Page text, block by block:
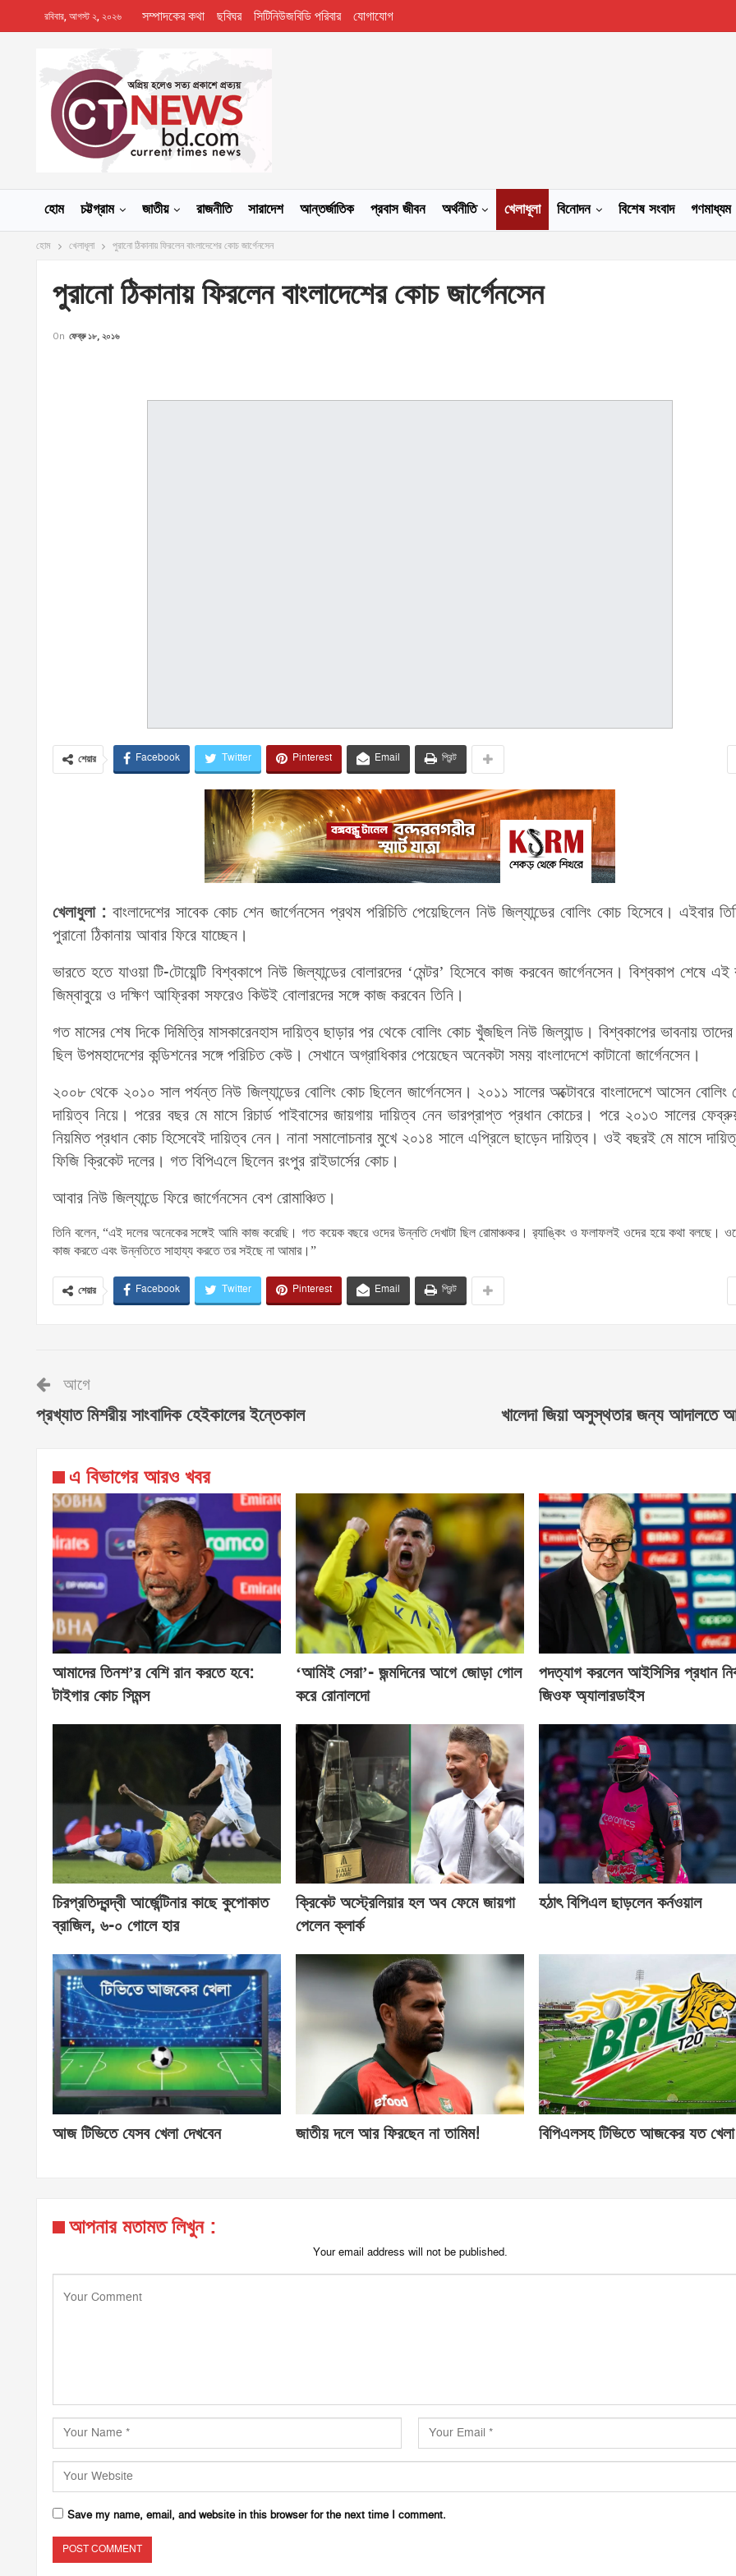
রবিবার, আগস্ট ২, ২০২৬ সম্পাদকের কথা ছবিঘর সিটিনিউজবিডি পরিবার যোগাযোগ
হোম চট্টগ্রাম জাতীয় রাজনীতি সারাদেশ আন্তর্জাতিক প্রবাস জীবন অর্থনীতি খেলাধূলা বিনোদন বিশেষ সংবাদ গণমাধ্যম
হোম খেলাধূলা পুরানো ঠিকানায় ফিরলেন বাংলাদেশের কোচ জার্গেনসেন
পুরানো ঠিকানায় ফিরলেন বাংলাদেশের কোচ জার্গেনসেন
On ফেব্রু ১৮, ২০১৬
শেয়ার Facebook Twitter Pinterest Email প্রিন্ট
খেলাধুলা : বাংলাদেশের সাবেক কোচ শেন জার্গেনসেন প্রথম পরিচিতি পেয়েছিলেন নিউ জিল্যান্ডের বোলিং কোচ হিসেবে। এইবার
পুরানো ঠিকানায় আবার ফিরে যাচ্ছেন।
ভারতে হতে যাওয়া টি-টোয়েন্টি বিশ্বকাপে নিউ জিল্যান্ডের বোলারদের ‘মেন্টর’ হিসেবে কাজ করবেন জার্গেনসেন। বিশ্বকাপ শেষে এই
জিম্বাবুয়ে ও দক্ষিণ আফ্রিকা সফরেও কিউই বোলারদের সঙ্গে কাজ করবেন তিনি।
গত মাসের শেষ দিকে দিমিত্রি মাসকারেনহাস দায়িত্ব ছাড়ার পর থেকে বোলিং কোচ খুঁজছিল নিউ জিল্যান্ড। বিশ্বকাপের ভাবনায় তাদের
ছিল উপমহাদেশের কন্ডিশনের সঙ্গে পরিচিত কেউ। সেখানে অগ্রাধিকার পেয়েছেন অনেকটা সময় বাংলাদেশে কাটানো জার্গেনসেন।
২০০৮ থেকে ২০১০ সাল পর্যন্ত নিউ জিল্যান্ডের বোলিং কোচ ছিলেন জার্গেনসেন। ২০১১ সালের অক্টোবরে বাংলাদেশে আসেন বোলিং
দায়িত্ব নিয়ে। পরের বছর মে মাসে রিচার্ড পাইবাসের জায়গায় দায়িত্ব নেন ভারপ্রাপ্ত প্রধান কোচের। পরে ২০১৩ সালের
নিয়মিত প্রধান কোচ হিসেবেই দায়িত্ব নেন। নানা সমালোচনার মুখে ২০১৪ সালে এপ্রিলে ছাড়েন দায়িত্ব। ওই বছরই মে মাসে
ফিজি ক্রিকেট দলের। গত বিপিএলে ছিলেন রংপুর রাইডার্সের কোচ।
আবার নিউ জিল্যান্ডে ফিরে জার্গেনসেন বেশ রোমাঞ্চিত।
তিনি বলেন, “এই দলের অনেকের সঙ্গেই আমি কাজ করেছি। গত কয়েক বছরে ওদের উন্নতি দেখাটা ছিল রোমাঞ্চকর। র‌্যাঙ্কিং ও ফলাফলই ওদের হয়ে কথা বলছে।
কাজ করতে এবং উন্নতিতে সাহায্য করতে তর সইছে না আমার।”
শেয়ার Facebook Twitter Pinterest Email প্রিন্ট
আগে
প্রখ্যাত মিশরীয় সাংবাদিক হেইকালের ইন্তেকাল খালেদা জিয়া অসুস্থতার জন্য আদালতে
এ বিভাগের আরও খবর
আমাদের তিনশ’র বেশি রান করতে হবে:
টাইগার কোচ সিমন্স
‘আমিই সেরা’- জন্মদিনের আগে জোড়া গোল
করে রোনালদো
পদত্যাগ করলেন আইসিসির প্রধান
জিওফ অ্যালারডাইস
চিরপ্রতিদ্বন্দ্বী আর্জেন্টিনার কাছে কুপোকাত
ব্রাজিল, ৬-০ গোলে হার
ক্রিকেট অস্ট্রেলিয়ার হল অব ফেমে জায়গা
পেলেন ক্লার্ক
হঠাৎ বিপিএল ছাড়লেন কর্নওয়াল
আজ টিভিতে যেসব খেলা দেখবেন জাতীয় দলে আর ফিরছেন না তামিম! বিপিএলসহ টিভিতে আজকের যত খেলা
আপনার মতামত লিখুন :
Your email address will not be published.
Save my name, email, and website in this browser for the next time I comment.